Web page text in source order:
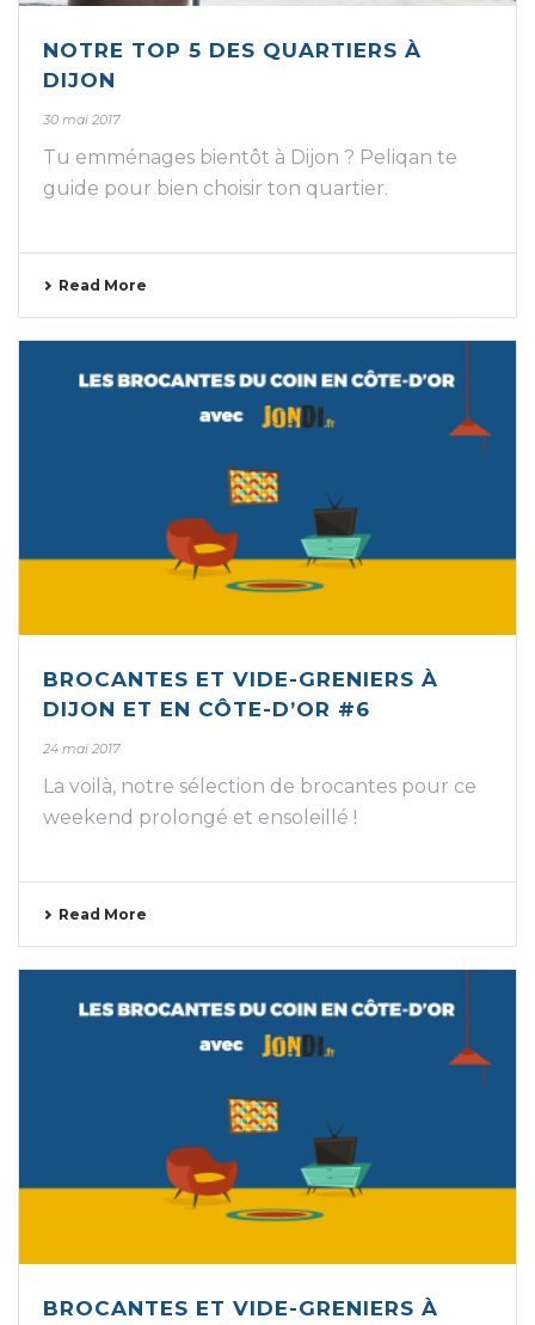
NOTRE TOP 5 DES QUARTIERS À
DIJON
30 mai 2017
Tu emménages bientôt à Dijon ? Peliqan te
guide pour bien choisir ton quartier.
Read More
BROCANTES ET VIDE-GRENIERS À
DIJON ET EN CÔTE-D’OR #6
24 mai 2017
La voilà, notre sélection de brocantes pour ce
weekend prolongé et ensoleillé !
Read More
BROCANTES ET VIDE-GRENIERS À